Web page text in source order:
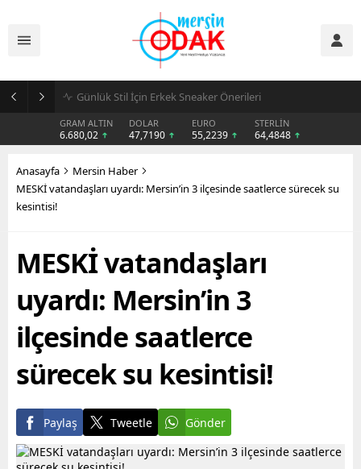
Günlük Stil İçin Erkek Sneaker Önerileri
GRAM ALTIN
6.680,02
DOLAR
47,7190
EURO
55,2239
STERLİN
64,4848
Anasayfa
Mersin Haber
MESKİ vatandaşları uyardı: Mersin’in 3 ilçesinde saatlerce sürecek su
kesintisi!
MESKİ vatandaşları
uyardı: Mersin’in 3
ilçesinde saatlerce
sürecek su kesintisi!
Paylaş Tweetle Gönder